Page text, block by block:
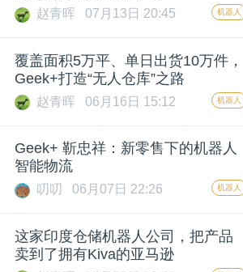
心
GAIR
专
题
搞
赵青晖 07月13日 20:45 机器人
覆盖面积5万平、单日出货10万件，
Geek+打造“无人仓库”之路
赵青晖 06月16日 15:12 机器人
Geek+ 靳忠祥：新零售下的机器人
智能物流
叨叨 06月07日 22:26 机器人
这家印度仓储机器人公司，把产品
卖到了拥有Kiva的亚马逊